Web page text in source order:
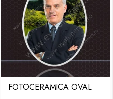
FOTOCERAMICA OVAL